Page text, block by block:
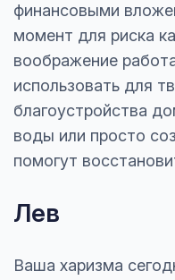
финансовыми
момент для риска
воображение
использовать для
благоустройства
воды или просто
помогут
Лев
Ваша харизма